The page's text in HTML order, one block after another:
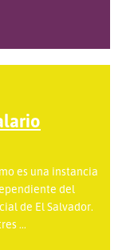
es una instancia
del
de El Salvador.
...